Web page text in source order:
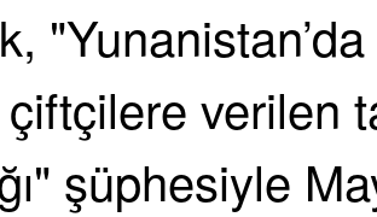
verilen
şüphesiyle